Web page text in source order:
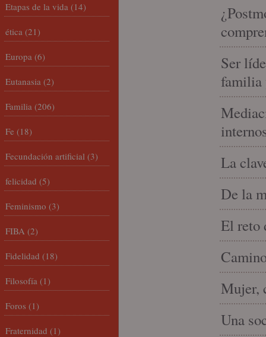
Ser
familia
La
De la
El reto
Mujer,
Una
Etapas de la vida (14)
ética (21)
Europa (6)
Eutanasia (2)
Familia (206)
Fe (18)
Fecundación artificial (3)
felicidad (5)
Feminismo (3)
FIBA (2)
Fidelidad (18)
Filosofía (1)
Foros (1)
Fraternidad (1)